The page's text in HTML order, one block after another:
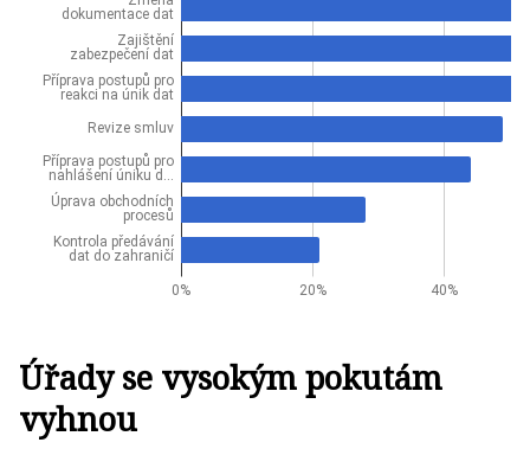
Úřady se vysokým pokutám
vyhnou